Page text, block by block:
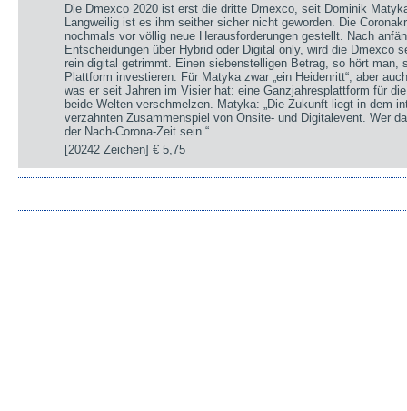
Die Dmexco 2020 ist erst die dritte Dmexco, seit Dominik
Langweilig ist es ihm seither sicher nicht geworden. Die
nochmals vor völlig neue Herausforderungen gestellt. Nach
Entscheidungen über Hybrid oder Digital only, wird die Dmexco
rein digital getrimmt. Einen siebenstelligen Betrag, so hört man,
Plattform investieren. Für Matyka zwar „ein Heidenritt“, aber
was er seit Jahren im Visier hat: eine Ganzjahresplattform für
beide Welten verschmelzen. Matyka: „Die Zukunft liegt in dem
verzahnten Zusammenspiel von Onsite- und Digitalevent. Wer
der Nach-Corona-Zeit sein.“
[20242 Zeichen]€ 5,75